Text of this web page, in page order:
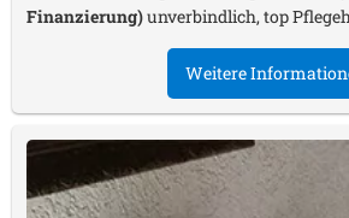
Finanzierung)unverbindlich, top
Weitere